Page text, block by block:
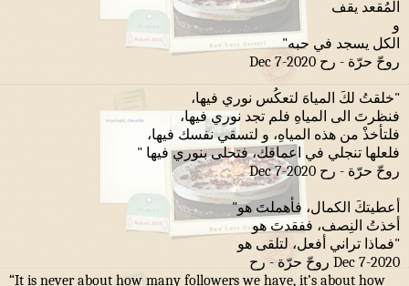
المُقعد يقف
و
الكل يسجد في حبه"
روحّ حرّة - رح Dec 7-2020
"خلقتُ لكَ المياهَ لتعكُس نوري فيها،
فنظرتَ الى المياهِ فلم تجد نوري فيها،
فلتأخذْ من هذه المياهِ، و لتسقي نفسك فيها،
فلعلها تنجلي في اعماقك، فتحلى بنوري فيها "
روحّ حرّة - رح Dec 7-2020
"أعطيتكَ الكمال، فأهملتَ هو
أخذتُ النِصف، ففقدتَ هو
فماذا تراني أفعل، لتلقى هو"
روحّ حرّة - رح Dec 7-2020
“It is never about how many followers we have, it’s about how